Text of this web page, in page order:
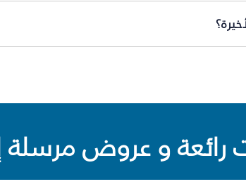
و عروض مرسلة